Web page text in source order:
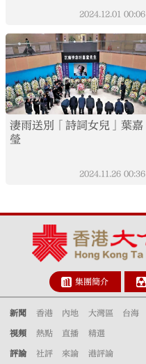
2024.12.01 00:06
淒雨送別「詩詞女兒」葉嘉
瑩
2024.11.26 00:36
集團簡介
新聞 香港 內地 大灣區 台海
視頻 熱點 直播 精選
評論 社評 來論 港評論